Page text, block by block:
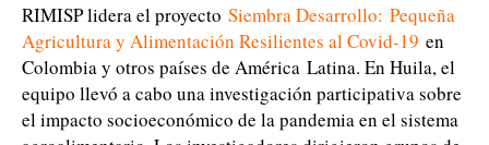
RIMISP lidera el proyecto Siembra Desarrollo: Pequeña
Agricultura y Alimentación Resilientes al Covid-19 en
Colombia y otros países de América Latina. En Huila, el
equipo llevó a cabo una investigación participativa sobre
el impacto socioeconómico de la pandemia en el sistema